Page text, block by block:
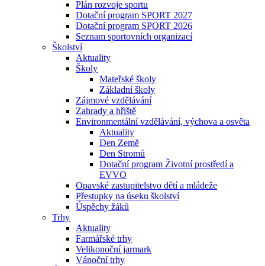
Plán rozvoje sportu
Dotační program SPORT 2027
Dotační program SPORT 2026
Seznam sportovních organizací
Školství
Aktuality
Školy
Mateřské školy
Základní školy
Zájmové vzdělávání
Zahrady a hřiště
Environmentální vzdělávání, výchova a osvěta
Aktuality
Den Země
Den Stromů
Dotační program Životní prostředí a
EVVO
Opavské zastupitelstvo dětí a mládeže
Přestupky na úseku školství
Úspěchy žáků
Trhy
Aktuality
Farmářské trhy
Velikonoční jarmark
Vánoční trhy